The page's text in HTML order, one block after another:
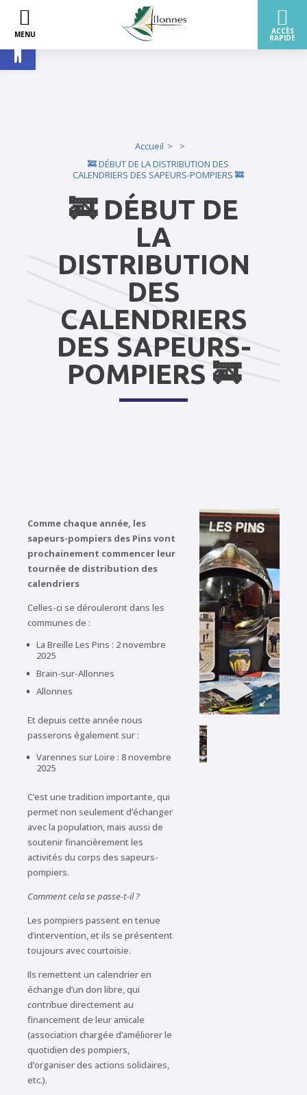
Ouvrir la barre d’outils
Accueil
🚒 DÉBUT DE LA DISTRIBUTION DES
CALENDRIERS DES SAPEURS-POMPIERS 🚒
🚒 DÉBUT DE
LA
DISTRIBUTION
DES
CALENDRIERS
DES SAPEURS-
POMPIERS 🚒
Comme chaque année, les
sapeurs-pompiers des Pins vont
prochainement commencer leur
tournée de distribution des
calendriers
Celles-ci se dérouleront dans les
communes de :
La Breille Les Pins : 2 novembre
2025
Brain-sur-Allonnes
Allonnes
Et depuis cette année nous
passerons également sur :
Varennes sur Loire : 8 novembre
2025
C’est une tradition importante, qui
permet non seulement d’échanger
avec la population, mais aussi de
soutenir financièrement les
activités du corps des sapeurs-
pompiers.
Comment cela se passe-t-il ?
Les pompiers passent en tenue
d’intervention, et ils se présentent
toujours avec courtoisie.
Ils remettent un calendrier en
échange d’un don libre, qui
contribue directement au
financement de leur amicale
(association chargée d’améliorer le
quotidien des pompiers,
d’organiser des actions solidaires,
etc.).